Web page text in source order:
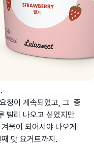
청이 계속되었고, 그 중
빨리 나오고 싶었지만
울이 되어서야 나오게
맛 요거트까지.